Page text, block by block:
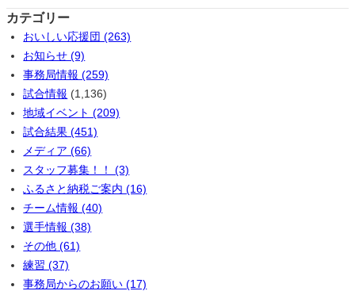
カテゴリー
おいしい応援団 (263)
お知らせ (9)
事務局情報 (259)
試合情報 (1,136)
地域イベント (209)
試合結果 (451)
メディア (66)
スタッフ募集！！ (3)
ふるさと納税ご案内 (16)
チーム情報 (40)
選手情報 (38)
その他 (61)
練習 (37)
事務局からのお願い (17)